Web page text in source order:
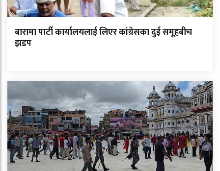
बारामा पार्टी कार्यालयलाई लिएर कांग्रेसका दुई समूहबीच
झडप